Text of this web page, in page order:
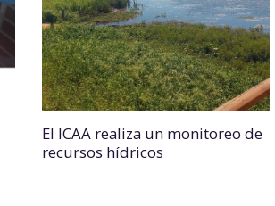
El ICAA realiza un monitoreo de
recursos hídricos